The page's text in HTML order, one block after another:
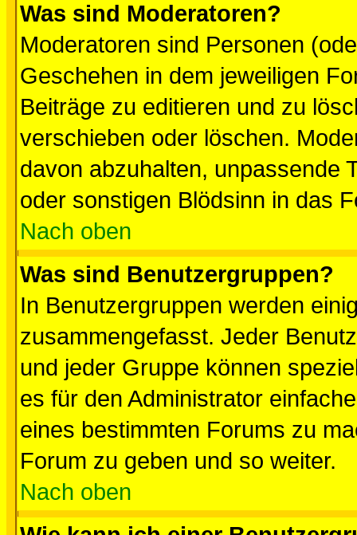
Was sind Moderatoren?
Moderatoren sind Personen
Geschehen in dem jeweiligen
Beiträge zu editieren und zu
verschieben oder löschen.
davon abzuhalten, unpassende
oder sonstigen Blödsinn in das
Nach oben
Was sind Benutzergruppen?
In Benutzergruppen werden
zusammengefasst. Jeder
und jeder Gruppe können
es für den Administrator
eines bestimmten Forums zu
Forum zu geben und so weiter.
Nach oben